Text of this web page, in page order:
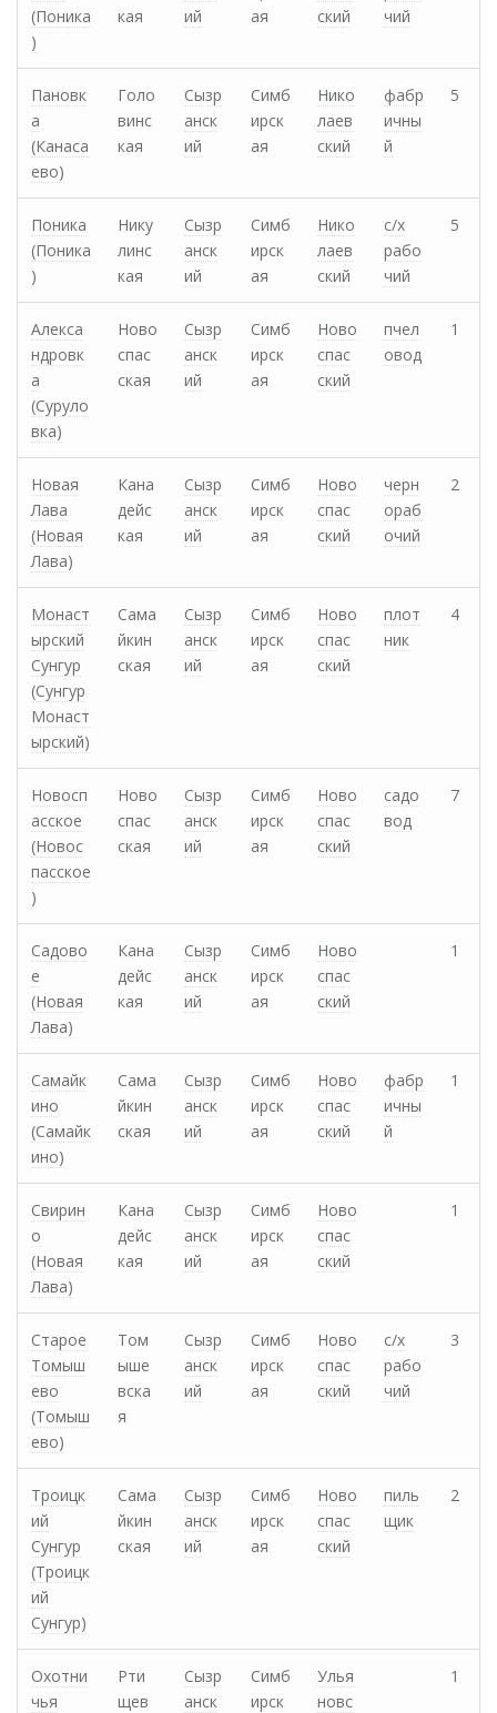
(Поника
)
кая
ий
ая
ский
чий
Пановк
а
(Канаса
ево)
Голо
винс
кая
Сызр
анск
ий
Симб
ирск
ая
Нико
лаев
ский
фабр
ичны
й
5
Поника
(Поника
)
Нику
линс
кая
Сызр
анск
ий
Симб
ирск
ая
Нико
лаев
ский
с/х
рабо
чий
5
Алекса
ндровк
а
(Суруло
вка)
Ново
спас
ская
Сызр
анск
ий
Симб
ирск
ая
Ново
спас
ский
пчел
овод
1
Новая
Лава
(Новая
Лава)
Кана
дейс
кая
Сызр
анск
ий
Симб
ирск
ая
Ново
спас
ский
черн
ораб
очий
2
Монаст
ырский
Сунгур
(Сунгур
Монаст
ырский)
Сама
йкин
ская
Сызр
анск
ий
Симб
ирск
ая
Ново
спас
ский
плот
ник
4
Новосп
асское
(Новос
пасское
)
Ново
спас
ская
Сызр
анск
ий
Симб
ирск
ая
Ново
спас
ский
садо
вод
7
Садово
е
(Новая
Лава)
Кана
дейс
кая
Сызр
анск
ий
Симб
ирск
ая
Ново
спас
ский
1
Самайк
ино
(Самайк
ино)
Сама
йкин
ская
Сызр
анск
ий
Симб
ирск
ая
Ново
спас
ский
фабр
ичны
й
1
Свирин
о
(Новая
Лава)
Кана
дейс
кая
Сызр
анск
ий
Симб
ирск
ая
Ново
спас
ский
1
Старое
Томыш
ево
(Томыш
ево)
Том
ыше
вска
я
Сызр
анск
ий
Симб
ирск
ая
Ново
спас
ский
с/х
рабо
чий
3
Троицк
ий
Сунгур
(Троицк
ий
Сунгур)
Сама
йкин
ская
Сызр
анск
ий
Симб
ирск
ая
Ново
спас
ский
пиль
щик
2
Охотни
чья
Рти
щев
Сызр
анск
Симб
ирск
Улья
новс
1